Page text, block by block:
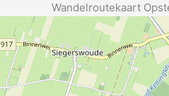
Wandelroutekaart